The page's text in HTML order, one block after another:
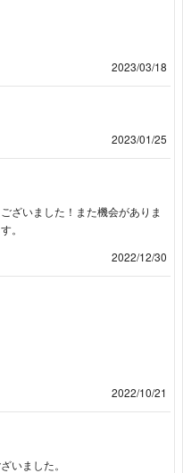
2023/03/18
2023/01/25
ざいました！また機会がありま
。
2022/12/30
2022/10/21
いました。